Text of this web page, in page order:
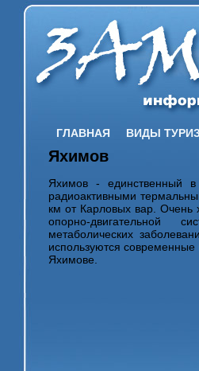
ГЛАВНАЯ ВИДЫ
Яхимов
Яхимов - единственный
радиоактивными
км от Карловых вар. Очень
опорно-двигательной
метаболических
используются
Яхимове.